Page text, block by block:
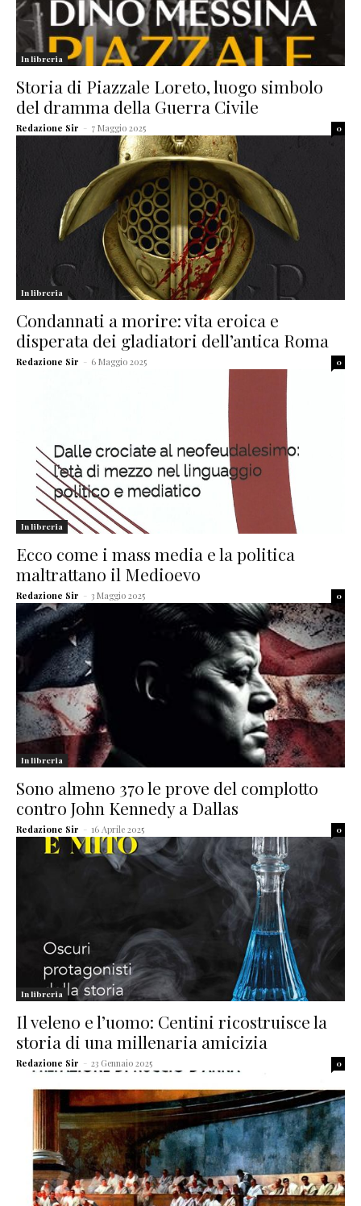
In libreria
Storia di Piazzale Loreto, luogo simbolo
del dramma della Guerra Civile
Redazione Sir - 7 Maggio 2025 0
In libreria
Condannati a morire: vita eroica e
disperata dei gladiatori dell’antica Roma
Redazione Sir - 6 Maggio 2025 0
In libreria
Ecco come i mass media e la politica
maltrattano il Medioevo
Redazione Sir - 3 Maggio 2025 0
In libreria
Sono almeno 370 le prove del complotto
contro John Kennedy a Dallas
Redazione Sir - 16 Aprile 2025 0
In libreria
Il veleno e l’uomo: Centini ricostruisce la
storia di una millenaria amicizia
Redazione Sir - 23 Gennaio 2025 0